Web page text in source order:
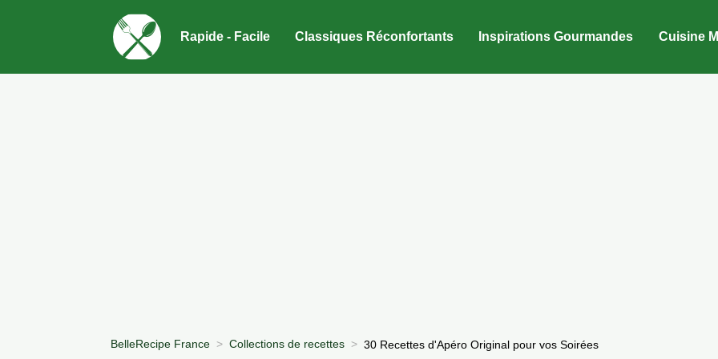
Rapide - Facile Classiques Réconfortants Inspirations Gourmandes Cuisine
BelleRecipe France Collections de recettes 30 Recettes d'Apéro Original pour vos Soirées